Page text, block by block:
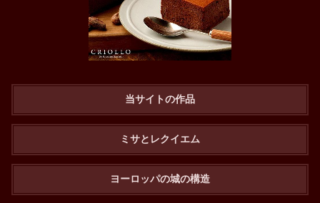
当サイトの作品
ミサとレクイエム
ヨーロッパの城の構造